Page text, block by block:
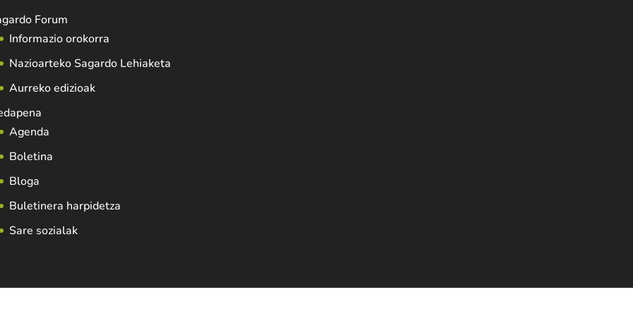
Forum
Informazio orokorra
Nazioarteko Sagardo Lehiaketa
Aurreko edizioak
Agenda
Boletina
Bloga
Buletinera harpidetza
Sare sozialak